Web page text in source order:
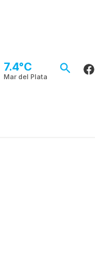
7.4°C
Mar del Plata
Buscar